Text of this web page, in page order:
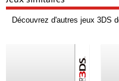
Découvrez d'autres jeux 3DS